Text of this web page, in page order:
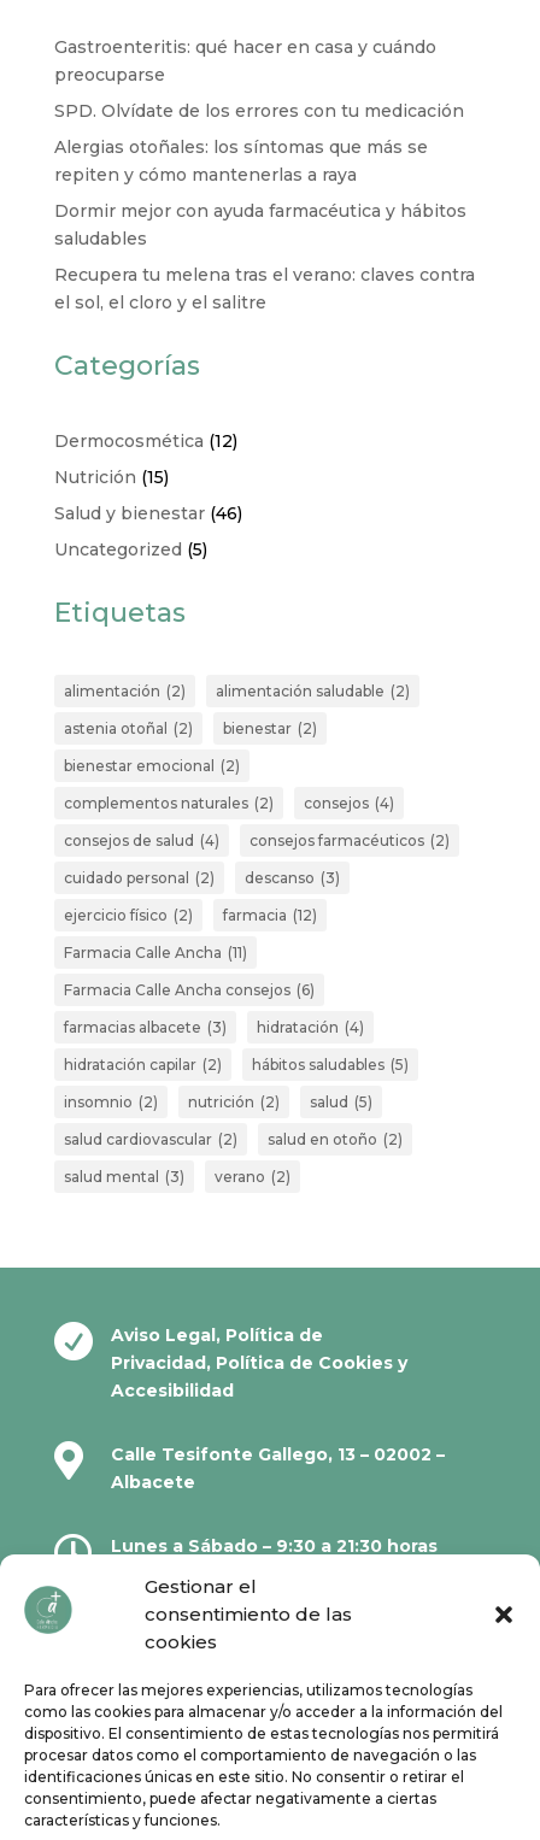
Gestionar el
consentimiento de las
cookies
Para ofrecer las mejores experiencias, utilizamos tecnologías
como las cookies para almacenar y/o acceder a la información del
dispositivo. El consentimiento de estas tecnologías nos permitirá
procesar datos como el comportamiento de navegación o las
identificaciones únicas en este sitio. No consentir o retirar el
consentimiento, puede afectar negativamente a ciertas
características y funciones.
Gastroenteritis: qué hacer en casa y cuándo
preocuparse
SPD. Olvídate de los errores con tu medicación
Alergias otoñales: los síntomas que más se
repiten y cómo mantenerlas a raya
Dormir mejor con ayuda farmacéutica y hábitos
saludables
Recupera tu melena tras el verano: claves contra
el sol, el cloro y el salitre
Categorías
Dermocosmética (12)
Nutrición (15)
Salud y bienestar(46)
Uncategorized (5)
Etiquetas
alimentación (2) alimentación saludable (2)
astenia otoñal (2) bienestar (2)
bienestar emocional (2)
complementos naturales (2) consejos (4)
consejos de salud (4) consejos farmacéuticos (2)
cuidado personal (2) descanso (3)
ejercicio físico (2) farmacia (12)
Farmacia Calle Ancha (11)
Farmacia Calle Ancha consejos (6)
farmacias albacete (3) hidratación (4)
hidratación capilar (2) hábitos saludables (5)
insomnio (2) nutrición (2) salud (5)
salud cardiovascular (2) salud en otoño (2)
salud mental (3) verano (2)
 Aviso Legal, Política de
Privacidad, Política de Cookies y
Accesibilidad

Calle Tesifonte Gallego, 13 – 02002 –
Albacete
 Lunes a Sábado – 9:30 a 21:30 horas
 967 21 23 32
 610 67 38 33
Síguenos en Redes Sociales: